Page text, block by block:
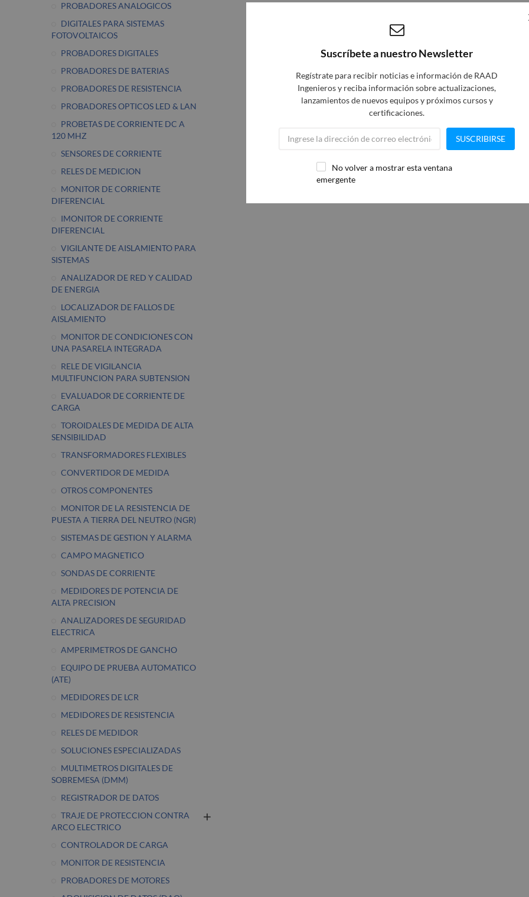
PROBADORES ANALOGICOS
DIGITALES PARA SISTEMAS
FOTOVOLTAICOS
PROBADORES DIGITALES
PROBADORES DE BATERIAS
PROBADORES DE RESISTENCIA
PROBADORES OPTICOS LED & LAN
PROBETAS DE CORRIENTE DC A
120 MHZ
SENSORES DE CORRIENTE
RELES DE MEDICION
MONITOR DE CORRIENTE
DIFERENCIAL
IMONITOR DE CORRIENTE
DIFERENCIAL
VIGILANTE DE AISLAMIENTO PARA
SISTEMAS
ANALIZADOR DE RED Y CALIDAD
DE ENERGIA
LOCALIZADOR DE FALLOS DE
AISLAMIENTO
MONITOR DE CONDICIONES CON
UNA PASARELA INTEGRADA
RELE DE VIGILANCIA
MULTIFUNCION PARA SUBTENSION
EVALUADOR DE CORRIENTE DE
CARGA
TOROIDALES DE MEDIDA DE ALTA
SENSIBILIDAD
TRANSFORMADORES FLEXIBLES
CONVERTIDOR DE MEDIDA
OTROS COMPONENTES
MONITOR DE LA RESISTENCIA DE
PUESTA A TIERRA DEL NEUTRO (NGR)
SISTEMAS DE GESTION Y ALARMA
CAMPO MAGNETICO
SONDAS DE CORRIENTE
MEDIDORES DE POTENCIA DE
ALTA PRECISION
ANALIZADORES DE SEGURIDAD
ELECTRICA
AMPERIMETROS DE GANCHO
EQUIPO DE PRUEBA AUTOMATICO
(ATE)
MEDIDORES DE LCR
MEDIDORES DE RESISTENCIA
RELES DE MEDIDOR
SOLUCIONES ESPECIALIZADAS
MULTIMETROS DIGITALES DE
SOBREMESA (DMM)
REGISTRADOR DE DATOS
TRAJE DE PROTECCION CONTRA
ARCO ELECTRICO
CONTROLADOR DE CARGA
MONITOR DE RESISTENCIA
PROBADORES DE MOTORES
Suscríbete a nuestro Newsletter
Regístrate para recibir noticias e información de RAAD
Ingenieros y reciba información sobre actualizaciones,
lanzamientos de nuevos equipos y próximos cursos y
certificaciones.
SUSCRIBIRSE
No volver a mostrar esta ventana
emergente